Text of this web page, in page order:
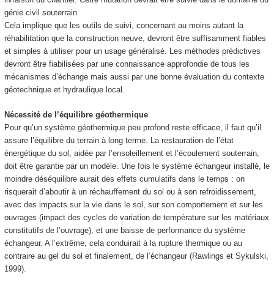
génie civil souterrain.
Cela implique que les outils de suivi, concernant au moins autant la
réhabilitation que la construction neuve, devront être suffisamment fiables
et simples à utiliser pour un usage généralisé. Les méthodes prédictives
devront être fiabilisées par une connaissance approfondie de tous les
mécanismes d’échange mais aussi par une bonne évaluation du contexte
géotechnique et hydraulique local.
Nécessité de l’équilibre géothermique
Pour qu’un système géothermique peu profond reste efficace, il faut qu’il
assure l’équilibre du terrain à long terme. La restauration de l’état
énergétique du sol, aidée par l’ensoleillement et l’écoulement souterrain,
doit être garantie par un modèle. Une fois le système échangeur installé, le
moindre déséquilibre aurait des effets cumulatifs dans le temps : on
risquerait d’aboutir à un réchauffement du sol ou à son refroidissement,
avec des impacts sur la vie dans le sol, sur son comportement et sur les
ouvrages (impact des cycles de variation de température sur les matériaux
constitutifs de l’ouvrage), et une baisse de performance du système
échangeur. A l’extrême, cela conduirait à la rupture thermique ou au
contraire au gel du sol et finalement, de l’échangeur (Rawlings et Sykulski,
1999).